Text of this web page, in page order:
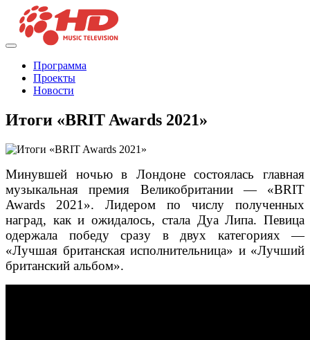
Программа
Проекты
Новости
Итоги «BRIT Awards 2021»
Минувшей ночью в Лондоне состоялась главная
музыкальная премия Великобритании — «BRIT
Awards 2021». Лидером по числу полученных
наград, как и ожидалось, стала Дуа Липа. Певица
одержала победу сразу в двух категориях —
«Лучшая британская исполнительница» и «Лучший
британский альбом».